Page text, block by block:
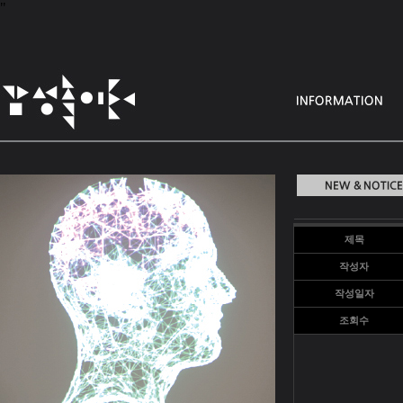
"
제목
작성자
작성일자
조회수